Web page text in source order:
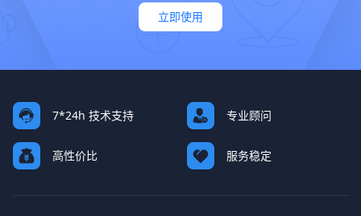
立即使用
7*24h 技术支持 专业顾问
高性价比 服务稳定